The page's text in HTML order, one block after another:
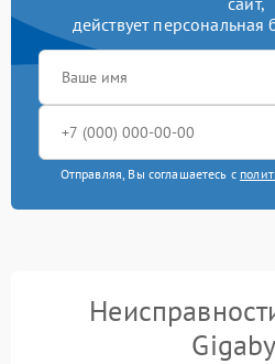
действует персональная
Отправляя, Вы соглашаетесь с